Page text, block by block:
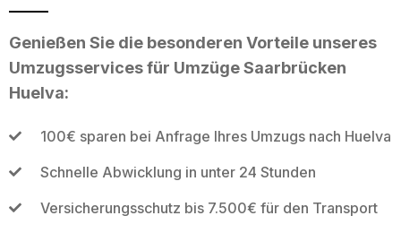
Genießen Sie die besonderen Vorteile unseres
Umzugsservices für Umzüge Saarbrücken
Huelva:
100€ sparen bei Anfrage Ihres Umzugs nach Huelva
Schnelle Abwicklung in unter 24 Stunden
Versicherungsschutz bis 7.500€ für den Transport